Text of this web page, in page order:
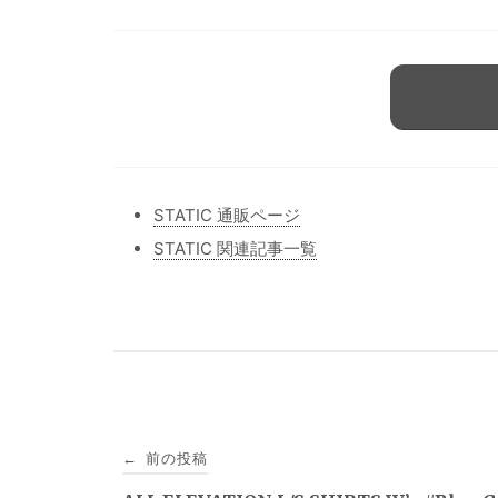
STATIC 通販ページ
STATIC 関連記事一覧
稿
← 前の投稿